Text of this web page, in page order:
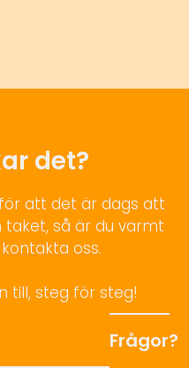
det?
att det är dags att
så är du varmt
oss.
till, steg för steg!
Frågor?